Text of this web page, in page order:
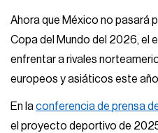
Ahora que México no pasará
Copa del Mundo del 2026, el
enfrentar a rivales
europeos y asiáticos este
En laconferencia de prensa
el proyecto deportivo de